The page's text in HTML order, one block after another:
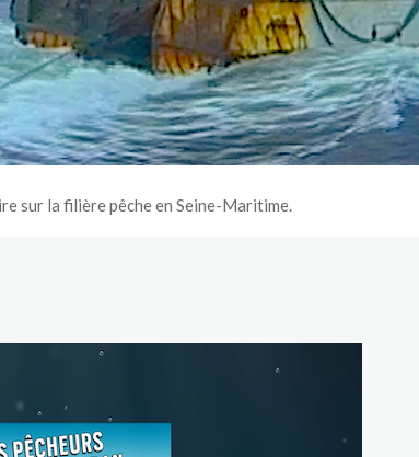
sur la filière pêche en Seine-Maritime.